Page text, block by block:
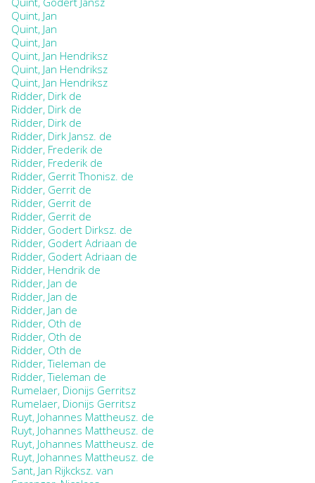
Quint, Jan
Quint, Jan
Quint, Jan
Quint, Jan Hendriksz
Quint, Jan Hendriksz
Quint, Jan Hendriksz
Ridder, Dirk de
Ridder, Dirk de
Ridder, Dirk de
Ridder, Dirk Jansz. de
Ridder, Frederik de
Ridder, Frederik de
Ridder, Gerrit Thonisz. de
Ridder, Gerrit de
Ridder, Gerrit de
Ridder, Gerrit de
Ridder, Godert Dirksz. de
Ridder, Godert Adriaan de
Ridder, Godert Adriaan de
Ridder, Hendrik de
Ridder, Jan de
Ridder, Jan de
Ridder, Jan de
Ridder, Oth de
Ridder, Oth de
Ridder, Oth de
Ridder, Tieleman de
Ridder, Tieleman de
Rumelaer, Dionijs Gerritsz
Rumelaer, Dionijs Gerritsz
Ruyt, Johannes Mattheusz. de
Ruyt, Johannes Mattheusz. de
Ruyt, Johannes Mattheusz. de
Ruyt, Johannes Mattheusz. de
Sant, Jan Rijkcksz. van